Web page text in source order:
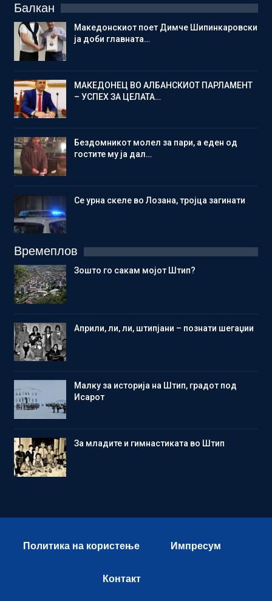
Балкан
Македонскиот поет Димче Шипинкаровски
ја доби главната…
МАКЕДОНЕЦ ВО АЛБАНСКИОТ ПАРЛАМЕНТ
– УСПЕХ ЗА ЦЕЛАТА…
Бездомникот молел за пари, а еден од
гостите му ја дал…
Се урна скеле во Лозана, тројца загинати
Времеплов
Зошто го сакам мојот Штип?
Aприли, ли, ли, штипјани – познати шегаџии
Малку за историја на Штип, градот под
Исарот
Зa младите и гимнастиката во Штип
Политика на користење Импресум
Контакт